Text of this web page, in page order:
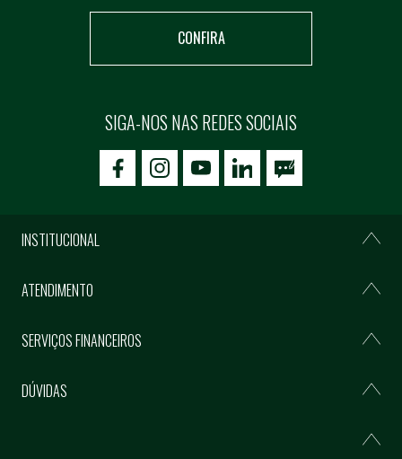
CONFIRA
SIGA-NOS NAS REDES SOCIAIS
icon-facebookicon-social02icon-social03
INSTITUCIONAL
ATENDIMENTO
SERVIÇOS FINANCEIROS
DÚVIDAS